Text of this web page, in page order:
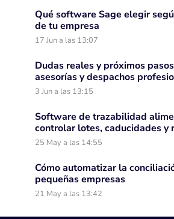
Qué software Sage elegir
de tu empresa
17 Jun a las 13:07
Dudas reales y próximos
asesorías y despachos
3 Jun a las 13:15
Software de trazabilidad
controlar lotes, caducidades y
25 May a las 14:55
Cómo automatizar la
pequeñas empresas
21 May a las 13:42